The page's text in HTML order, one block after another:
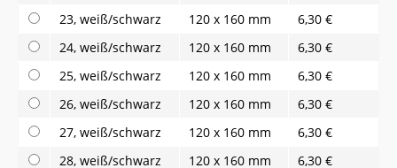
23, weiß/schwarz
120 x 160 mm
6,30 €
24, weiß/schwarz
120 x 160 mm
6,30 €
25, weiß/schwarz
120 x 160 mm
6,30 €
26, weiß/schwarz
120 x 160 mm
6,30 €
27, weiß/schwarz
120 x 160 mm
6,30 €
28, weiß/schwarz
120 x 160 mm
6,30 €